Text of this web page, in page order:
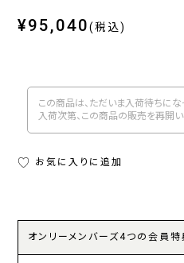
¥95,040(税込)
この商品は、ただいま入荷待ちにな
入荷次第、この商品の販売を再開い
お気に入りに追加
オンリーメンバーズ4つの会員特